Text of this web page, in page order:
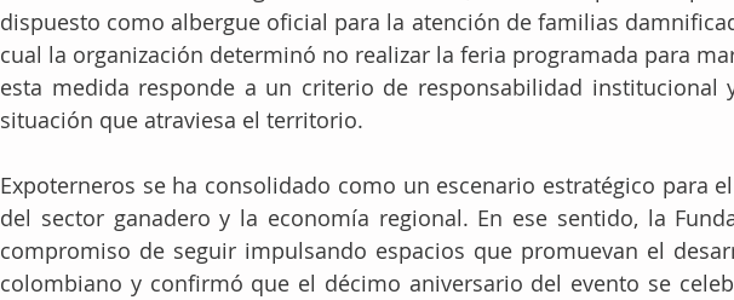
dispuesto como albergue oficial para la atención de familias
cual la organización determinó no realizar la feria programada para
esta medida responde a un criterio de responsabilidad institucional
situación que atraviesa el territorio.
Expoterneros se ha consolidado como un escenario estratégico para
del sector ganadero y la economía regional. En ese sentido, la
compromiso de seguir impulsando espacios que promuevan el
colombiano y confirmó que el décimo aniversario del evento se